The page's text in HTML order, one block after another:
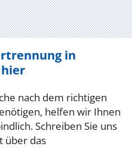
in
nach dem richtigen
helfen wir Ihnen
Schreiben Sie uns
über das